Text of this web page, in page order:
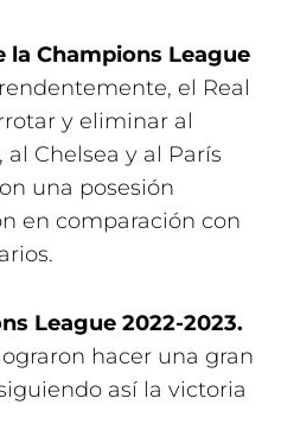
la Champions League
el Real
y eliminar al
al Chelsea y al París
una posesión
en comparación con
League 2022-2023.
hacer una gran
así la victoria